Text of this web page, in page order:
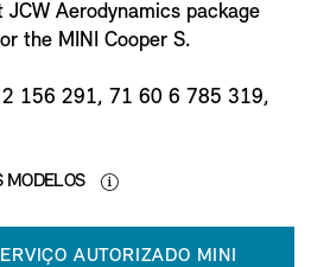
JCW Aerodynamics package
the MINI Cooper S.
2 156 291, 71 60 6 785 319,
MODELOS
AUTORIZADO MINI